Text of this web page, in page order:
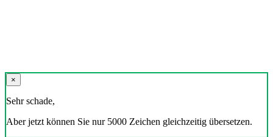
×
Sehr schade,
Aber jetzt können Sie nur 5000 Zeichen gleichzeitig übersetzen.